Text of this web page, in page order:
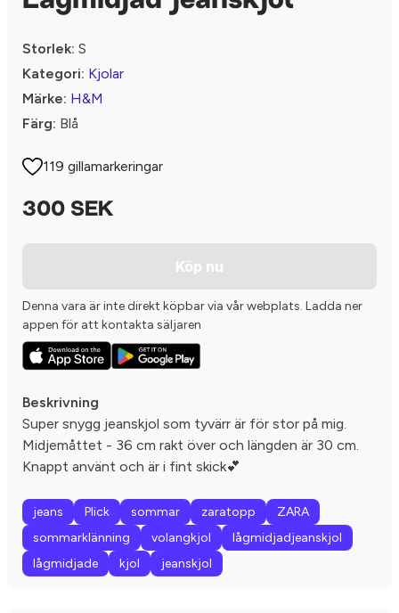
Storlek: S
Kategori: Kjolar
Märke: H&M
Färg: Blå
119 gillamarkeringar
300 SEK
Köp nu
Denna vara är inte direkt köpbar via vår webplats. Ladda ner
appen för att kontakta säljaren
Beskrivning
Super snygg jeanskjol som tyvärr är för stor på mig.
Midjemåttet - 36 cm rakt över och längden är 30 cm.
Knappt använt och är i fint skick💕
jeans Plick sommar zaratopp
ZARA
sommarklänning
volangkjol
lågmidjadjeanskjol
lågmidjade
kjol jeanskjol